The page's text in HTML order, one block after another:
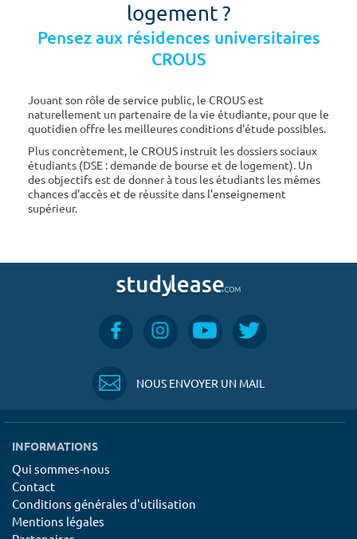
logement ?
Pensez aux résidences universitaires
CROUS
Jouant son rôle de service public, le CROUS est
naturellement un partenaire de la vie étudiante, pour que le
quotidien offre les meilleures conditions d'étude possibles.
Plus concrètement, le CROUS instruit les dossiers sociaux
étudiants (DSE : demande de bourse et de logement). Un
des objectifs est de donner à tous les étudiants les mêmes
chances d'accès et de réussite dans l'enseignement
supérieur.
NOUS ENVOYER UN MAIL
INFORMATIONS
Qui sommes-nous
Contact
Conditions générales d'utilisation
Mentions légales